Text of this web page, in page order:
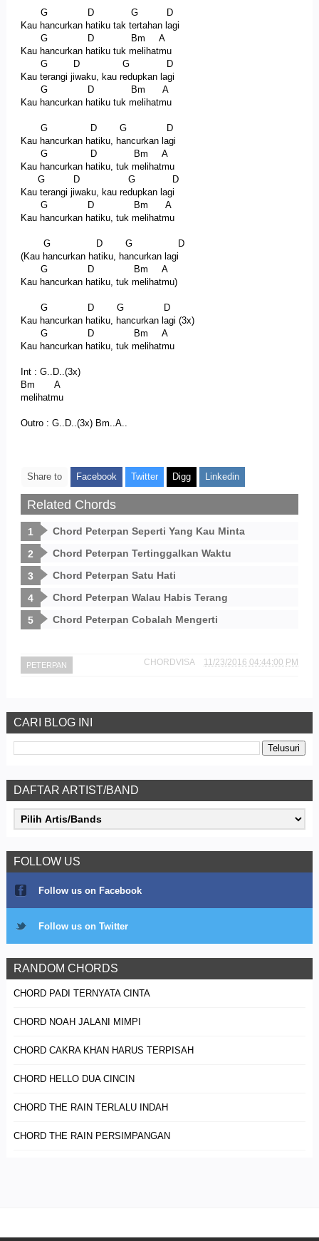
G D G D
Kau hancurkan hatiku tak tertahan lagi
G D Bm A
Kau hancurkan hatiku tuk melihatmu
G D G D
Kau terangi jiwaku, kau redupkan lagi
G D Bm A
Kau hancurkan hatiku tuk melihatmu
G D G D
Kau hancurkan hatiku, hancurkan lagi
G D Bm A
Kau hancurkan hatiku, tuk melihatmu
G D G D
Kau terangi jiwaku, kau redupkan lagi
G D Bm A
Kau hancurkan hatiku, tuk melihatmu
G D G D
(Kau hancurkan hatiku, hancurkan lagi
G D Bm A
Kau hancurkan hatiku, tuk melihatmu)
G D G D
Kau hancurkan hatiku, hancurkan lagi (3x)
G D Bm A
Kau hancurkan hatiku, tuk melihatmu
Int : G..D..(3x)
Bm A
melihatmu
Outro : G..D..(3x) Bm..A..
Share to Facebook Twitter Digg Linkedin
Related Chords
Chord Peterpan Seperti Yang Kau Minta
Chord Peterpan Tertinggalkan Waktu
Chord Peterpan Satu Hati
Chord Peterpan Walau Habis Terang
Chord Peterpan Cobalah Mengerti
PETERPAN CHORDVISA 11/23/2016 04:44:00 PM
CARI BLOG INI
DAFTAR ARTIST/BAND
FOLLOW US
Follow us on Facebook
Follow us on Twitter
RANDOM CHORDS
CHORD PADI TERNYATA CINTA
CHORD NOAH JALANI MIMPI
CHORD CAKRA KHAN HARUS TERPISAH
CHORD HELLO DUA CINCIN
CHORD THE RAIN TERLALU INDAH
CHORD THE RAIN PERSIMPANGAN